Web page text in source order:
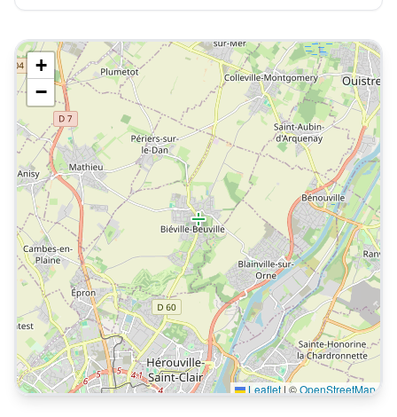
+
−
Leaflet| ©OpenStreetMap